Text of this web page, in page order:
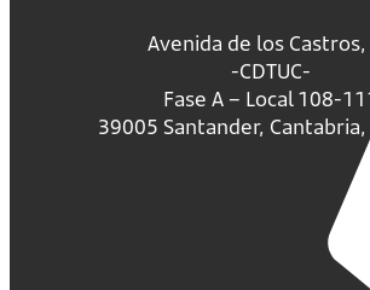
Avenida de los
-CDTUC-
Fase A – Local 108-
39005 Santander, Cantabria,